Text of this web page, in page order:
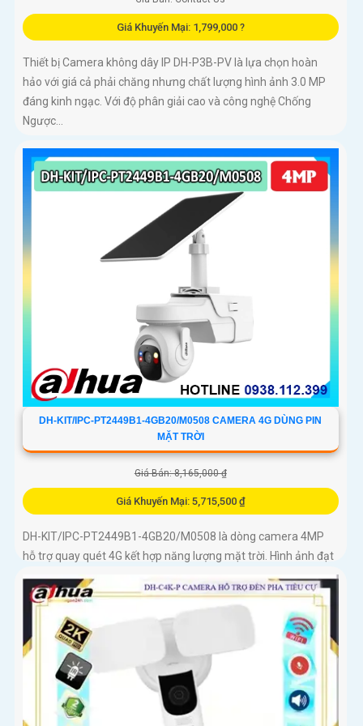
Giá Khuyến Mại: 1,799,000 ?
Thiết bị Camera không dây IP DH-P3B-PV là lựa chọn hoàn
hảo với giá cả phải chăng nhưng chất lượng hình ảnh 3.0 MP
đáng kinh ngạc. Với độ phân giải cao và công nghệ Chống
Ngược...
DH-KIT/IPC-PT2449B1-4GB20/M0508 CAMERA 4G DÙNG PIN
MẶT TRỜI
Giá Bán: 8,165,000 ₫
Giá Khuyến Mại: 5,715,500 ₫
DH-KIT/IPC-PT2449B1-4GB20/M0508 là dòng camera 4MP
hỗ trợ quay quét 4G kết hợp năng lượng mặt trời. Hình ảnh đạt
chuẩn Ultra 2K+, ống kính 3. 6mm góc rộng 78